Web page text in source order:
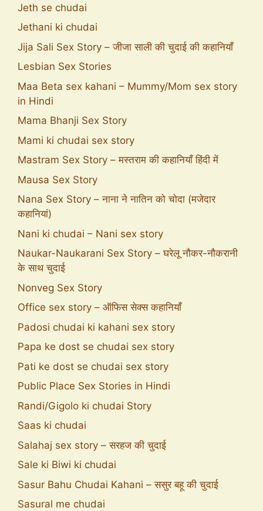
Jeth se chudai
Jethani ki chudai
Jija Sali Sex Story – जीजा साली की चुदाई की कहानियाँ
Lesbian Sex Stories
Maa Beta sex kahani – Mummy/Mom sex story
in Hindi
Mama Bhanji Sex Story
Mami ki chudai sex story
Mastram Sex Story – मस्तराम की कहानियाँ हिंदी में
Mausa Sex Story
Nana Sex Story – नाना ने नातिन को चोदा (मजेदार
कहानियां)
Nani ki chudai – Nani sex story
Naukar-Naukarani Sex Story – घरेलू नौकर-नौकरानी
के साथ चुदाई
Nonveg Sex Story
Office sex story – ऑफिस सेक्स कहानियाँ
Padosi chudai ki kahani sex story
Papa ke dost se chudai sex story
Pati ke dost se chudai sex story
Public Place Sex Stories in Hindi
Randi/Gigolo ki chudai Story
Saas ki chudai
Salahaj sex story – सरहज की चुदाई
Sale ki Biwi ki chudai
Sasur Bahu Chudai Kahani – ससुर बहू की चुदाई
Sasural me chudai